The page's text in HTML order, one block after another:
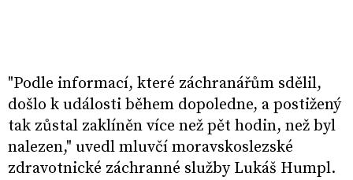
"Podle informací, které záchranářům sdělil,
došlo k události během dopoledne, a postižený
tak zůstal zaklíněn více než pět hodin, než byl
nalezen," uvedl mluvčí moravskoslezské
zdravotnické záchranné služby Lukáš Humpl.